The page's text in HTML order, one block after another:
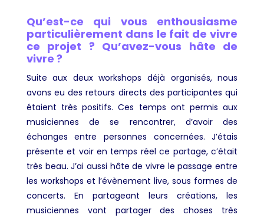
Qu’est-ce qui vous enthousiasme
particulièrement dans le fait de vivre
ce projet ? Qu’avez-vous hâte de
vivre ?
Suite aux deux workshops déjà organisés, nous
avons eu des retours directs des participantes qui
étaient très positifs. Ces temps ont permis aux
musiciennes de se rencontrer, d’avoir des
échanges entre personnes concernées. J’étais
présente et voir en temps réel ce partage, c’était
très beau. J’ai aussi hâte de vivre le passage entre
les workshops et l’évènement live, sous formes de
concerts. En partageant leurs créations, les
musiciennes vont partager des choses très